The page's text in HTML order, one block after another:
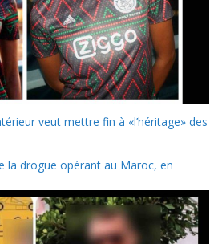
veut mettre fin à «l’héritage» des
la drogue opérant au Maroc, en